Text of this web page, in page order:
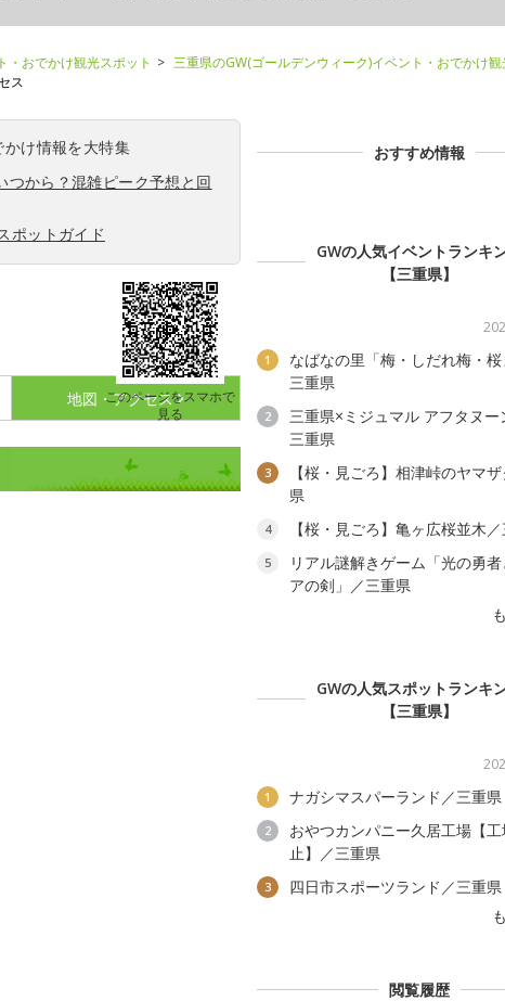
・おでかけ観光スポット
三重県のGW(ゴールデンウィーク)イベント・おでかけ観
ス
かけ情報を大特集
つから？混雑ピーク予想と回
ポットガイド
このページをスマホで
見る
地図・アクセス
おすすめ情報
GWの人気イベントランキ
【三重県】
1
なばなの里「梅・しだれ梅・
三重県
2
三重県×ミジュマル アフタヌー
三重県
3
【桜・見ごろ】相津峠のヤマ
県
4 【桜・見ごろ】亀ヶ広桜並木
5
リアル謎解きゲーム「光の勇
アの剣」／三重県
GWの人気スポットランキ
【三重県】
1 ナガシマスパーランド／三重県
2
おやつカンパニー久居工場【
止】／三重県
3
四日市スポーツランド／三重県
閲覧履歴